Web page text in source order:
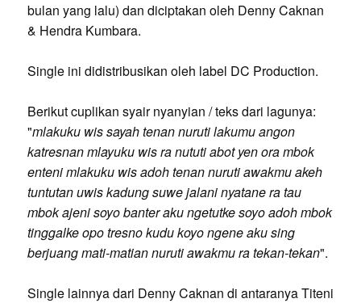
bulan yang lalu) dan diciptakan oleh Denny Caknan
& Hendra Kumbara.
Single ini didistribusikan oleh label DC Production.
Berikut cuplikan syair nyanyian / teks dari lagunya:
"mlakuku wis sayah tenan nuruti lakumu angon
katresnan mlayuku wis ra nututi abot yen ora mbok
enteni mlakuku wis adoh tenan nuruti awakmu akeh
tuntutan uwis kadung suwe jalani nyatane ra tau
mbok ajeni soyo banter aku ngetutke soyo adoh mbok
tinggalke opo tresno kudu koyo ngene aku sing
berjuang mati-matian nuruti awakmu ra tekan-tekan".
Single lainnya dari Denny Caknan di antaranya Titeni